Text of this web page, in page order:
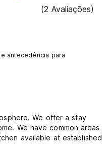
(2 Avaliações)
antecedência para
We offer a stay
We have common areas
available at established